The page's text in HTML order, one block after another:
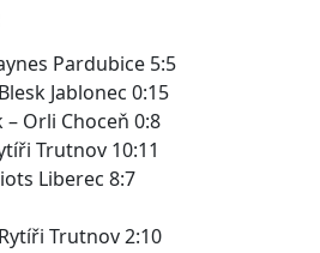
Pardubice 5:5
Jablonec 0:15
– Orli Choceň 0:8
Trutnov 10:11
Liberec 8:7
Trutnov 2:10